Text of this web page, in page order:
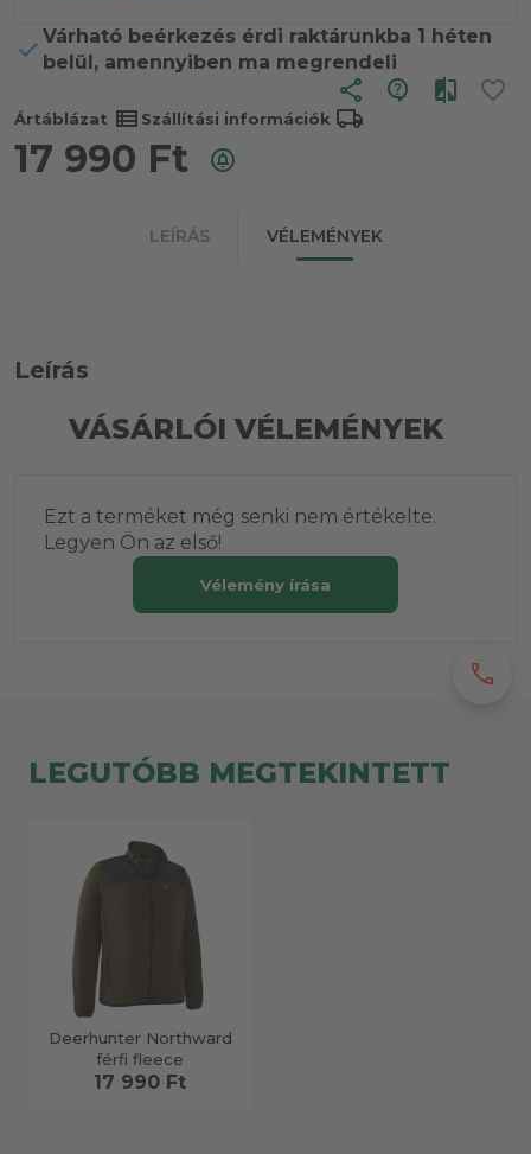
Várható beérkezés érdi raktárunkba 1 héten
belül, amennyiben ma megrendeli
share
Ártáblázat view_list Szállítási információk local_shipping
17 990 Ft
LEÍRÁS VÉLEMÉNYEK
Leírás
VÁSÁRLÓI VÉLEMÉNYEK
Ezt a terméket még senki nem értékelte.
Legyen Ön az első!
Vélemény írása
LEGUTÓBB MEGTEKINTETT
Deerhunter Northward
férfi fleece
17 990 Ft
call